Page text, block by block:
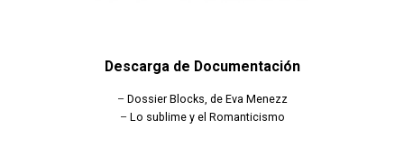
Descarga de Documentación
– Dossier Blocks, de Eva Menezz
– Lo sublime y el Romanticismo